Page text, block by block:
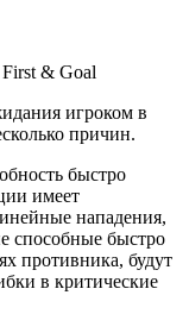
& Goal
игроком в
причин.
быстро
имеет
нападения,
способные быстро
противника, будут
в критические